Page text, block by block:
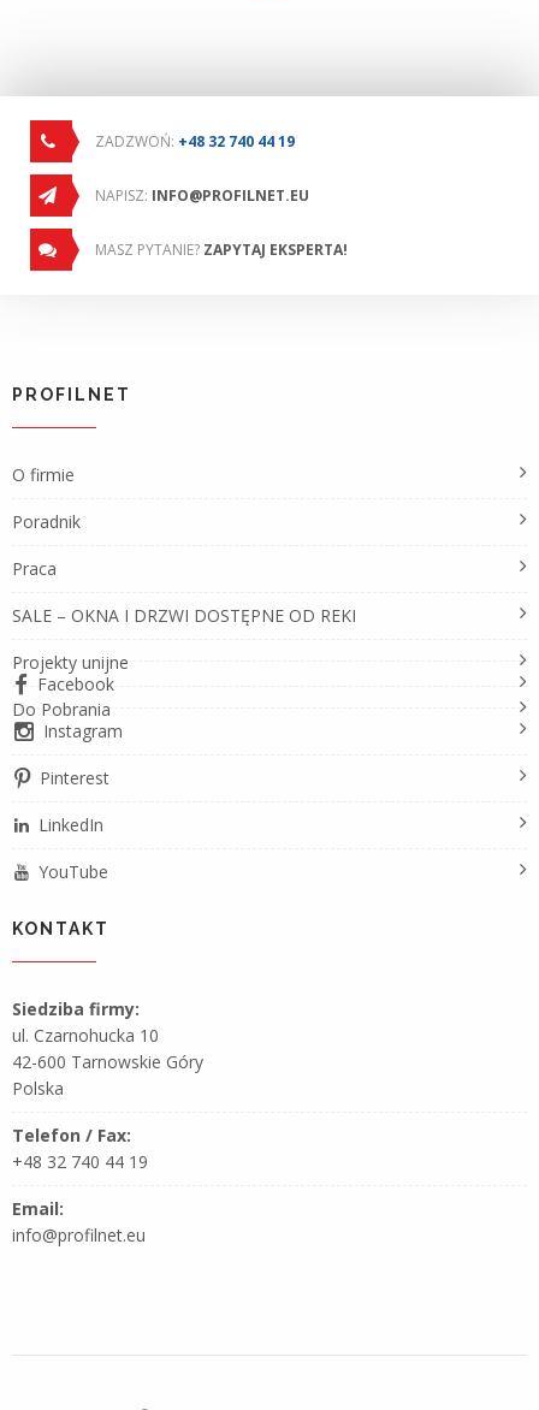
ZADZWOŃ: +48 32 740 44 19
NAPISZ: INFO@PROFILNET.EU
MASZ PYTANIE? ZAPYTAJ EKSPERTA!
PROFILNET
O firmie
Poradnik
Praca
SALE – OKNA I DRZWI DOSTĘPNE OD REKI
Projekty unijne
Do Pobrania
Facebook
Instagram
Pinterest
LinkedIn
YouTube
KONTAKT
Siedziba firmy:
ul. Czarnohucka 10
42-600 Tarnowskie Góry
Polska
Telefon / Fax:
+48 32 740 44 19
Email:
info@profilnet.eu